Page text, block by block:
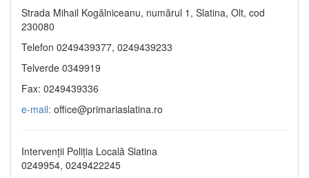
Strada Mihail Kogălniceanu, numărul 1, Slatina, Olt, cod
230080
Telefon 0249439377, 0249439233
Telverde 0349919
Fax: 0249439336
e-mail: office@primariaslatina.ro
Intervenții Poliția Locală Slatina
0249954, 0249422245